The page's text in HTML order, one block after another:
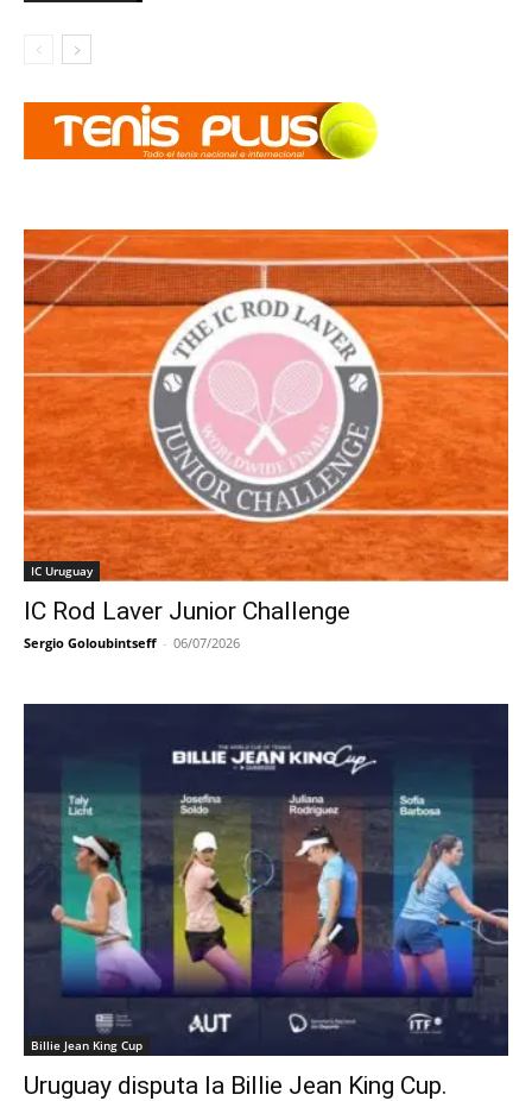
IC Uruguay
IC Rod Laver Junior Challenge
Sergio Goloubintseff - 06/07/2026
Billie Jean King Cup
Uruguay disputa la Billie Jean King Cup.